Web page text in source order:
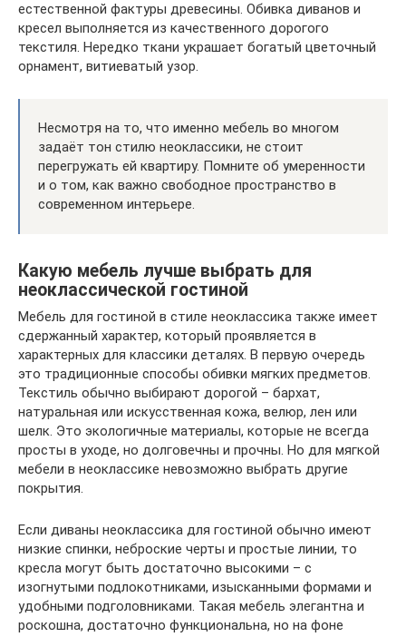
естественной фактуры древесины. Обивка диванов и
кресел выполняется из качественного дорогого
текстиля. Нередко ткани украшает богатый цветочный
орнамент, витиеватый узор.
Несмотря на то, что именно мебель во многом
задаёт тон стилю неоклассики, не стоит
перегружать ей квартиру. Помните об умеренности
и о том, как важно свободное пространство в
современном интерьере.
Какую мебель лучше выбрать для
неоклассической гостиной
Мебель для гостиной в стиле неоклассика также имеет
сдержанный характер, который проявляется в
характерных для классики деталях. В первую очередь
это традиционные способы обивки мягких предметов.
Текстиль обычно выбирают дорогой – бархат,
натуральная или искусственная кожа, велюр, лен или
шелк. Это экологичные материалы, которые не всегда
просты в уходе, но долговечны и прочны. Но для мягкой
мебели в неоклассике невозможно выбрать другие
покрытия.
Если диваны неоклассика для гостиной обычно имеют
низкие спинки, неброские черты и простые линии, то
кресла могут быть достаточно высокими – с
изогнутыми подлокотниками, изысканными формами и
удобными подголовниками. Такая мебель элегантна и
роскошна, достаточно функциональна, но на фоне